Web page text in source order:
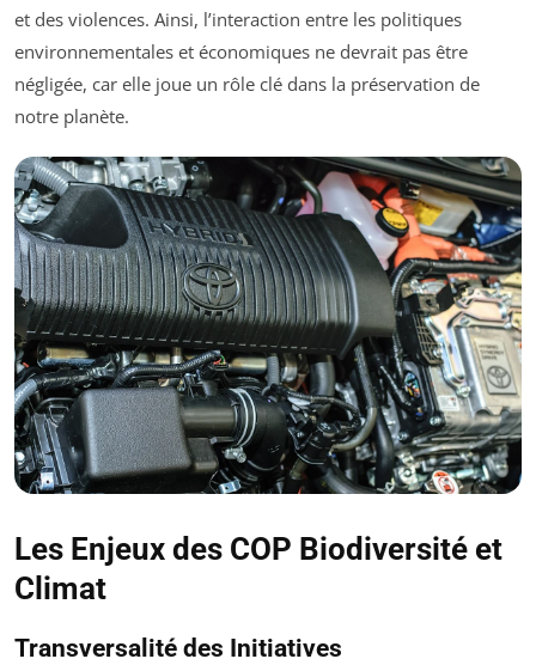
et des violences. Ainsi, l’interaction entre les politiques
environnementales et économiques ne devrait pas être
négligée, car elle joue un rôle clé dans la préservation de
notre planète.
Les Enjeux des COP Biodiversité et
Climat
Transversalité des Initiatives